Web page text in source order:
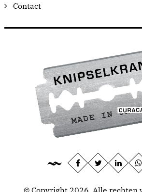
Contact